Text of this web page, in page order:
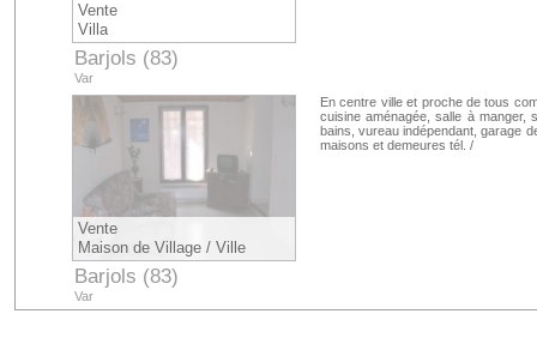
Vente
Villa
Barjols (83)
Var
Vente
Maison de Village / Ville
Barjols (83)
Var
En centre ville et proche de tous
cuisine aménagée, salle à manger,
bains, vureau indépendant, garage
maisons et demeures tél. /